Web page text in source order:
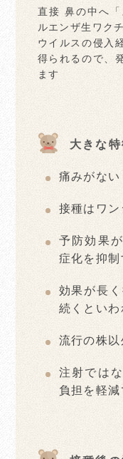
直接 鼻の中へ
ルエンザ生ワク
ウイルスの侵入
得られるので、
ます
大きな特
痛みがない
接種はワ
予防効果
症化を抑制
効果が⾧
続くといわ
流行の株
注射では
負担を軽減